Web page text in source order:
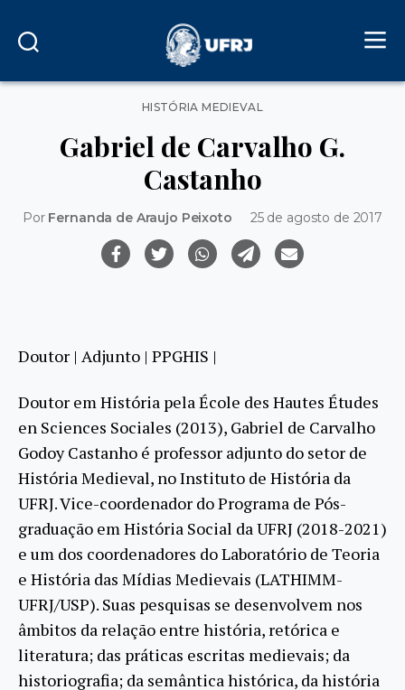
Categorias
HISTÓRIA MEDIEVAL
Gabriel de Carvalho G.
Castanho
Por Fernanda de Araujo Peixoto 25 de agosto de 2017
Doutor | Adjunto | PPGHIS |
Doutor em História pela École des Hautes Études
en Sciences Sociales (2013), Gabriel de Carvalho
Godoy Castanho é professor adjunto do setor de
História Medieval, no Instituto de História da
UFRJ. Vice-coordenador do Programa de Pós-
graduação em História Social da UFRJ (2018-2021)
e um dos coordenadores do Laboratório de Teoria
e História das Mídias Medievais (LATHIMM-
UFRJ/USP). Suas pesquisas se desenvolvem nos
âmbitos da relação entre história, retórica e
literatura; das práticas escritas medievais; da
historiografia; da semântica histórica, da história